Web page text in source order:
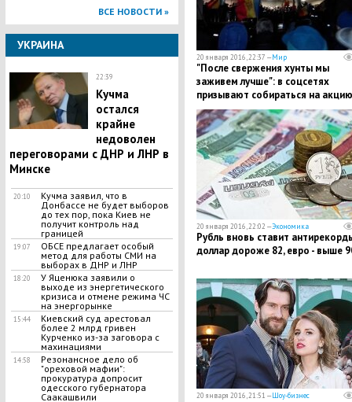
ВСЕ НОВОСТИ »
УКРАИНА
22:39
Кучма
остался
крайне
недоволен
переговорами с ДНР и ЛНР в
Минске
20:10
Кучма заявил, что в
Донбассе не будет выборов
до тех пор, пока Киев не
получит контроль над
границей
19:07
ОБСЕ предлагает особый
метод для работы СМИ на
выборах в ДНР и ЛНР
18:20
У Яценюка заявили о
выходе из энергетического
кризиса и отмене режима ЧС
на энергорынке
15:44
Киевский суд арестовал
более 2 млрд гривен
Курченко из-за заговора с
махинациями
14:58
Резонансное дело об
"ореховой мафии":
прокуратура допросит
одесского губернатора
Саакашвили
20 января 2016, 22:37 —Мир
"После свержения хунты мы
заживем лучше": в соцсетях
призывают собираться на
парламента Молдавии
20 января 2016, 22:02 —Экономика
Рубль вновь ставит
доллар дороже 82, евро - выше
20 января 2016, 21:51 —Шоу-бизнес